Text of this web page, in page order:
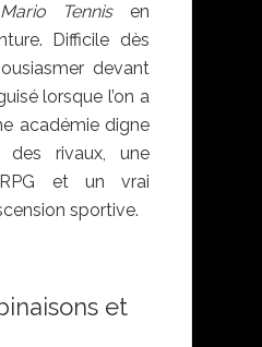
Mario Tennisen
Difficile dès
devant
lorsque l’on a
académie digne
rivaux, une
RPG et un vrai
sportive.
et